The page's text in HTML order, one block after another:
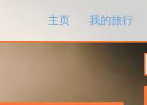
主页
我的旅行